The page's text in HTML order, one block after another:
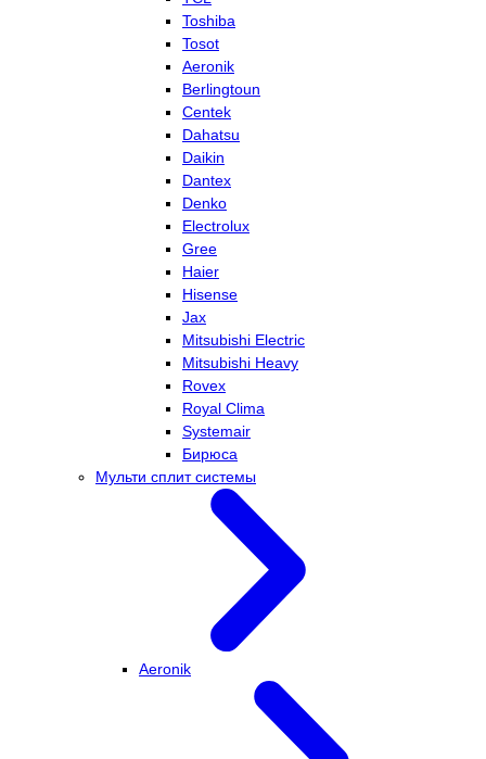
Toshiba
Tosot
Aeronik
Berlingtoun
Centek
Dahatsu
Daikin
Dantex
Denko
Electrolux
Gree
Haier
Hisense
Jax
Mitsubishi Electric
Mitsubishi Heavy
Rovex
Royal Clima
Systemair
Бирюса
Мульти сплит системы
Aeronik